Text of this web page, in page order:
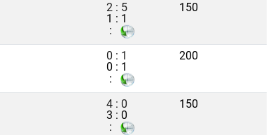
2 : 5
1 : 1
:
150
0 : 1
0 : 1
:
200
4 : 0
3 : 0
:
150